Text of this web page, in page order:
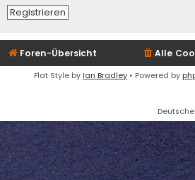
Registrieren
Foren-Übersicht Alle
Flat Style by Ian Bradley • Powered by